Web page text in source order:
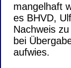
mangelhaft
es BHVD,
Nachweis
bei
aufwies.